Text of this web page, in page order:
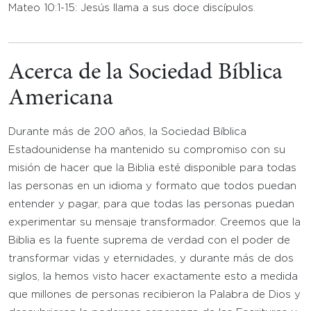
Mateo 10:1-15: Jesús llama a sus doce discípulos.
Acerca de la Sociedad Bíblica
Americana
Durante más de 200 años, la Sociedad Bíblica
Estadounidense ha mantenido su compromiso con su
misión de hacer que la Biblia esté disponible para todas
las personas en un idioma y formato que todos puedan
entender y pagar, para que todas las personas puedan
experimentar su mensaje transformador. Creemos que la
Biblia es la fuente suprema de verdad con el poder de
transformar vidas y eternidades, y durante más de dos
siglos, la hemos visto hacer exactamente esto a medida
que millones de personas recibieron la Palabra de Dios y